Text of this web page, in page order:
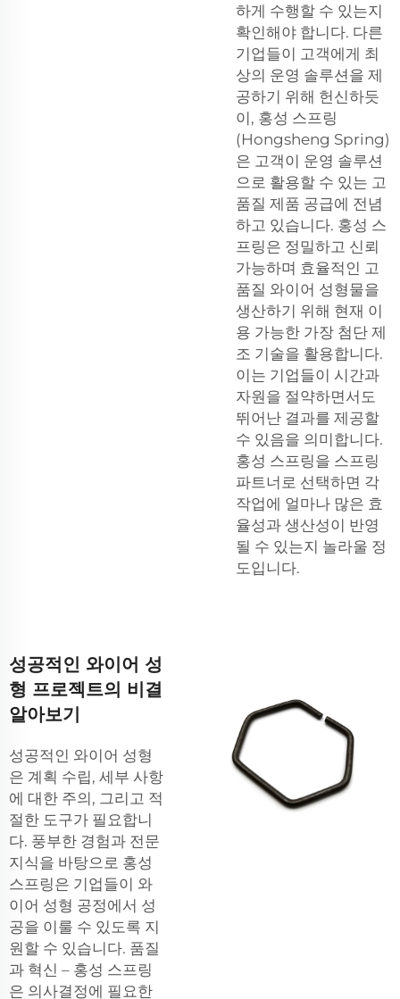
하게 수행할 수 있는지
확인해야 합니다. 다른
기업들이 고객에게 최
상의 운영 솔루션을 제
공하기 위해 헌신하듯
이, 홍성 스프링
(Hongsheng Spring)
은 고객이 운영 솔루션
으로 활용할 수 있는 고
품질 제품 공급에 전념
하고 있습니다. 홍성 스
프링은 정밀하고 신뢰
가능하며 효율적인 고
품질 와이어 성형물을
생산하기 위해 현재 이
용 가능한 가장 첨단 제
조 기술을 활용합니다.
이는 기업들이 시간과
자원을 절약하면서도
뛰어난 결과를 제공할
수 있음을 의미합니다.
홍성 스프링을 스프링
파트너로 선택하면 각
작업에 얼마나 많은 효
율성과 생산성이 반영
될 수 있는지 놀라울 정
도입니다.
성공적인 와이어 성
형 프로젝트의 비결
알아보기
성공적인 와이어 성형
은 계획 수립, 세부 사항
에 대한 주의, 그리고 적
절한 도구가 필요합니
다. 풍부한 경험과 전문
지식을 바탕으로 홍성
스프링은 기업들이 와
이어 성형 공정에서 성
공을 이룰 수 있도록 지
원할 수 있습니다. 품질
과 혁신 – 홍성 스프링
은 의사결정에 필요한